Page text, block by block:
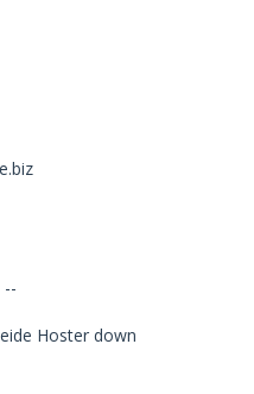
--
Hoster down